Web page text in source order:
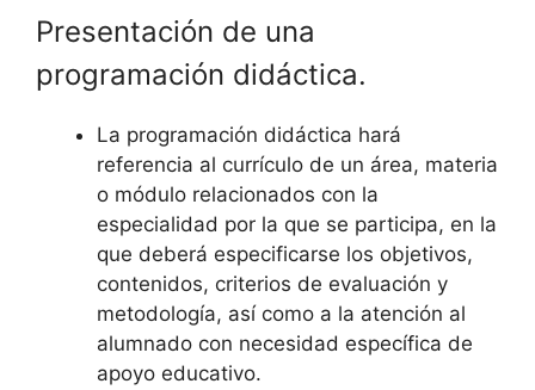
Presentación de una
programación didáctica.
La programación didáctica hará
referencia al currículo de un área, materia
o módulo relacionados con la
especialidad por la que se participa, en la
que deberá especificarse los objetivos,
contenidos, criterios de evaluación y
metodología, así como a la atención al
alumnado con necesidad específica de
apoyo educativo.